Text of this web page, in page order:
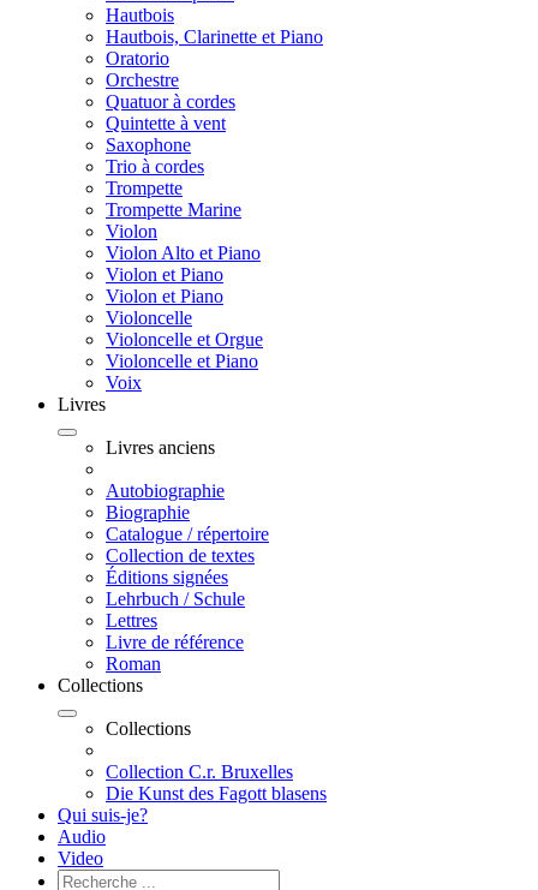
Hautbois
Hautbois, Clarinette et Piano
Oratorio
Orchestre
Quatuor à cordes
Quintette à vent
Saxophone
Trio à cordes
Trompette
Trompette Marine
Violon
Violon Alto et Piano
Violon et Piano
Violon et Piano
Violoncelle
Violoncelle et Orgue
Violoncelle et Piano
Voix
Livres
Livres anciens
Autobiographie
Biographie
Catalogue / répertoire
Collection de textes
Éditions signées
Lehrbuch / Schule
Lettres
Livre de référence
Roman
Collections
Collections
Collection C.r. Bruxelles
Die Kunst des Fagott blasens
Qui suis-je?
Audio
Video